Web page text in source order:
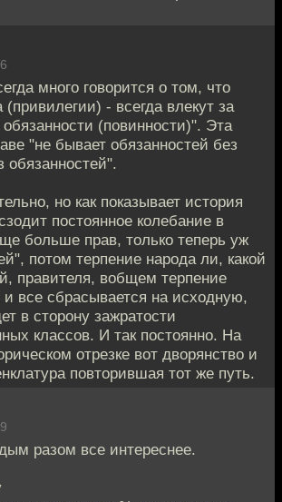
много говорится о том, что
- всегда влекут за
(повинности)". Эта
"не бывает обязанностей без
обязанностей".
но как показывает история
постоянное колебание в
больше прав, только теперь уж
потом терпение народа ли, какой
правителя, вобщем терпение
и все сбрасывается на исходную,
в сторону зажратости
классов. И так постоянно. На
отрезке вот дворянство и
повторившая тот же путь.
разом все интереснее.